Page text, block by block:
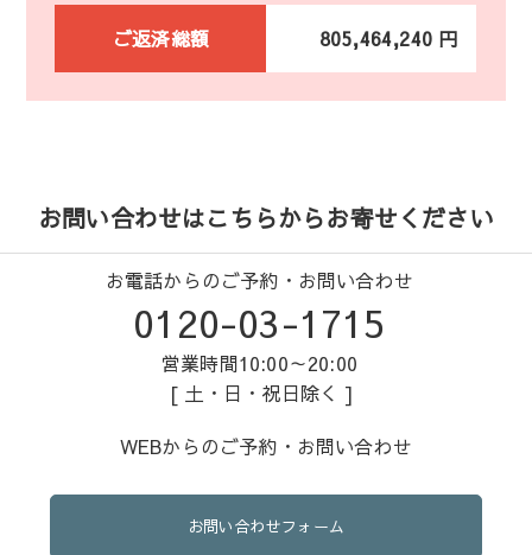
ご返済総額 805,464,240 円
お問い合わせはこちらからお寄せください
お電話からのご予約・お問い合わせ
0120-03-1715
営業時間10:00～20:00
[ 土・日・祝日除く ]
WEBからのご予約・お問い合わせ
お問い合わせフォーム